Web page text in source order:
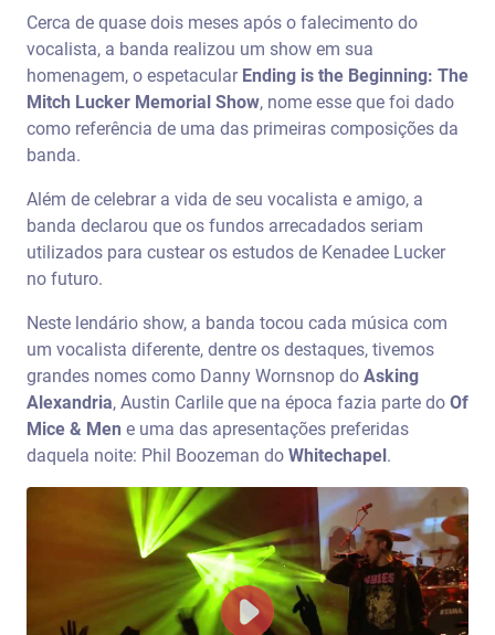
Cerca de quase dois meses após o falecimento do
vocalista, a banda realizou um show em sua
homenagem, o espetacular Ending is the Beginning: The
Mitch Lucker Memorial Show, nome esse que foi dado
como referência de uma das primeiras composições da
banda.
Além de celebrar a vida de seu vocalista e amigo, a
banda declarou que os fundos arrecadados seriam
utilizados para custear os estudos de Kenadee Lucker
no futuro.
Neste lendário show, a banda tocou cada música com
um vocalista diferente, dentre os destaques, tivemos
grandes nomes como Danny Wornsnop do Asking
Alexandria, Austin Carlile que na época fazia parte do Of
Mice & Men e uma das apresentações preferidas
daquela noite: Phil Boozeman do Whitechapel.